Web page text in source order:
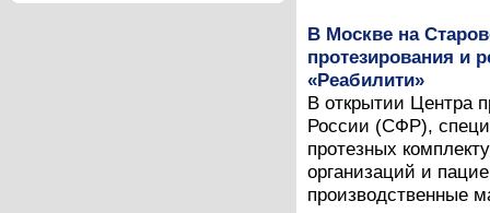
В Москве на
протезирования и
«Реабилити»
В открытии Центра
России (СФР),
протезных
организаций и
производственные